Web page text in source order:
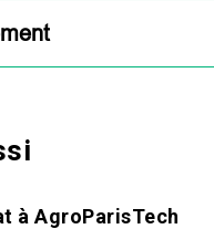
à AgroParisTech